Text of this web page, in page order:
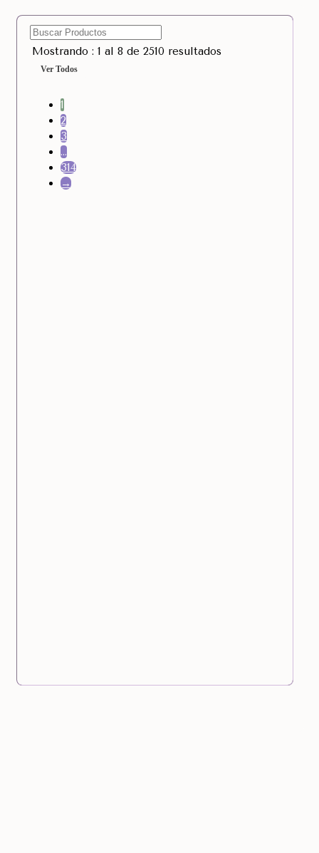
Mostrando : 1 al 8 de 2510 resultados
Ver Todos
1
2
3
…
314
→